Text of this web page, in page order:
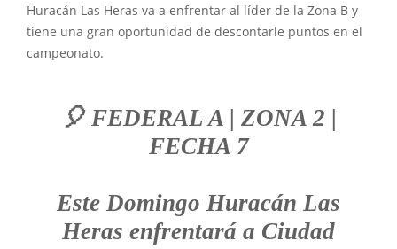
Huracán Las Heras va a enfrentar al líder de la Zona B y
tiene una gran oportunidad de descontarle puntos en el
campeonato.
🎈 FEDERAL A | ZONA 2 |
FECHA 7
Este Domingo Huracán Las
Heras enfrentará a Ciudad